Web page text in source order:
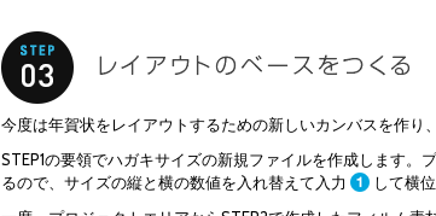
今度は年賀状をレイアウトするための新しいカンバスを作り
STEP1の要領でハガキサイズの新規ファイルを作成します。
るので、サイズの縦と横の数値を入れ替えて入力
して横